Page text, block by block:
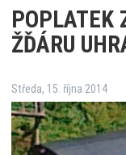
POPLATEK
ŽĎÁRU
Středa, 15. října 2014